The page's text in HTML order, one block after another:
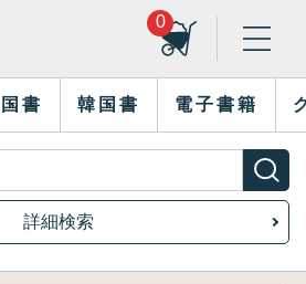
0
書 韓国書 電子書籍
詳細検索